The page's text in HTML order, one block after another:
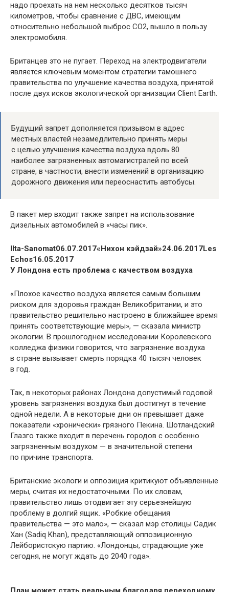
надо проехать на нем несколько десятков тысяч
километров, чтобы сравнение с ДВС, имеющим
относительно небольшой выброс СО2, вышло в пользу
электромобиля.
Британцев это не пугает. Переход на электродвигатели
является ключевым моментом стратегии тамошнего
правительства по улучшение качества воздуха, принятой
после двух исков экологической организации Client Earth.
Будущий запрет дополняется призывом в адрес
местных властей незамедлительно принять меры
с целью улучшения качества воздуха вдоль 80
наиболее загрязненных автомагистралей по всей
стране, в частности, внести изменений в организацию
дорожного движения или переоснастить автобусы.
В пакет мер входит также запрет на использование
дизельных автомобилей в «часы пик».
Ilta-Sanomat06.07.2017«Нихон кэйдзай»24.06.2017Les
Echos16.05.2017
У Лондона есть проблема с качеством воздуха
«Плохое качество воздуха является самым большим
риском для здоровья граждан Великобритании, и это
правительство решительно настроено в ближайшее время
принять соответствующие меры», — сказала министр
экологии. В прошлогоднем исследовании Королевского
колледжа физики говорится, что загрязнение воздуха
в стране вызывает смерть порядка 40 тысяч человек
в год.
Так, в некоторых районах Лондона допустимый годовой
уровень загрязнения воздуха был достигнут в течение
одной недели. А в некоторые дни он превышает даже
показатели «хронически» грязного Пекина. Шотландский
Глазго также входит в перечень городов с особенно
загрязненным воздухом — в значительной степени
по причине транспорта.
Британские экологи и оппозиция критикуют объявленные
меры, считая их недостаточными. По их словам,
правительство лишь отодвигает эту серьезнейшую
проблему в долгий ящик. «Робкие обещания
правительства — это мало», — сказал мэр столицы Садик
Хан (Sadiq Khan), представляющий оппозиционную
Лейбористскую партию. «Лондонцы, страдающие уже
сегодня, не могут ждать до 2040 года».